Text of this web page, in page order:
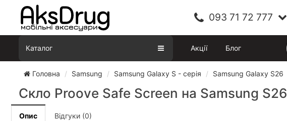
093 71 72 777
Каталог Акції Блог
Головна Samsung Samsung Galaxy S - серія Samsung Galaxy S26
Скло Proove Safe Screen на Samsung S26
Опис Відгуки (0)